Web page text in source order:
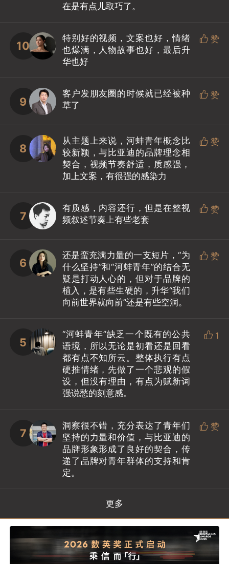
在是有点儿取巧了。
10
特别好的视频，文案也好，情绪
也爆满，人物故事也好，最后升
华也好
 赞
9
客户发朋友圈的时候就已经被种
草了
 赞
8
从主题上来说，河蚌青年概念比
较新颖，与比亚迪的品牌理念相
契合，视频节奏舒适，质感强，
加上文案，有很强的感染力
 赞
7
有质感，内容还行，但是在整视
频叙述节奏上有些老套
 赞
6
还是蛮充满力量的一支短片，“为
什么坚持”和“河蚌青年”的结合无
疑是打动人心的，但对于品牌的
植入，是有些生硬的，升华“我们
向前世界就向前”还是有些空洞。
 赞
5
“河蚌青年”缺乏一个既有的公共
语境，所以无论是初看还是回看
都有点不知所云。整体执行有点
硬推情绪，先做了一个悲观的假
设，但没有理由，有点为赋新词
强说愁的刻意感。
 1
7
洞察很不错，充分表达了青年们
坚持的力量和价值，与比亚迪的
品牌形象形成了良好的契合，传
递了品牌对青年群体的支持和肯
定。
 赞
更多